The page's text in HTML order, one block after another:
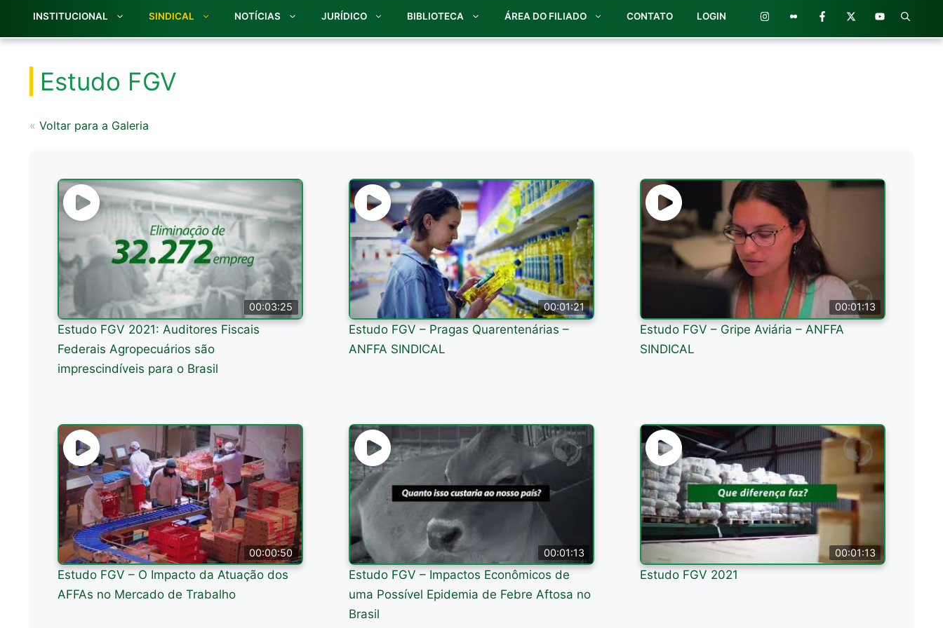
INSTITUCIONAL SINDICAL NOTÍCIAS JURÍDICO BIBLIOTECA ÁREA DO FILIADO CONTATO LOGIN
Estudo FGV
« Voltar para a Galeria
00:03:25
Estudo FGV 2021: Auditores Fiscais
Federais Agropecuários são
imprescindíveis para o Brasil
00:01:21
Estudo FGV – Pragas Quarentenárias –
ANFFA SINDICAL
00:01:13
Estudo FGV – Gripe Aviária – ANFFA
SINDICAL
00:00:50
Estudo FGV – O Impacto da Atuação dos
AFFAs no Mercado de Trabalho
00:01:13
Estudo FGV – Impactos Econômicos de
uma Possível Epidemia de Febre Aftosa no
Brasil
00:01:13
Estudo FGV 2021